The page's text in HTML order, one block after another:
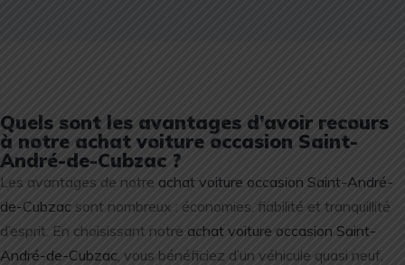
Quels sont les avantages d’avoir recours
à notre achat voiture occasion Saint-
André-de-Cubzac ?
Les avantages de notre achat voiture occasion Saint-André-
de-Cubzac sont nombreux : économies, fiabilité et tranquillité
d’esprit. En choisissant notre achat voiture occasion Saint-
André-de-Cubzac , vous bénéficiez d’un véhicule quasi neuf,